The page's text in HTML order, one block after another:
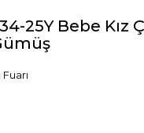
25Y Bebe Kız